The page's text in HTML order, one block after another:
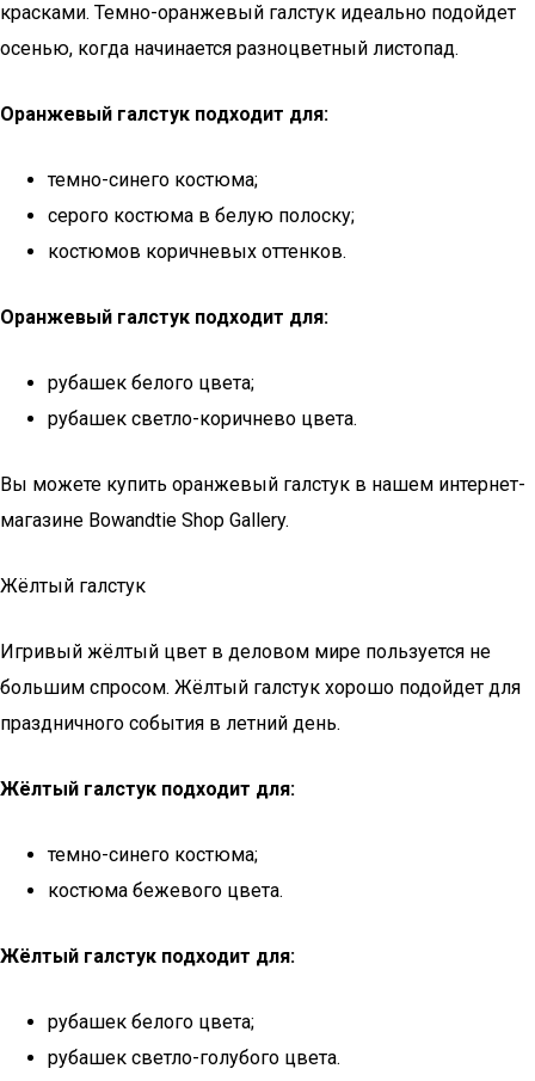
красками. Темно-оранжевый галстук идеально подойдет
осенью, когда начинается разноцветный листопад.
Оранжевый галстук подходит для:
темно-синего костюма;
серого костюма в белую полоску;
костюмов коричневых оттенков.
Оранжевый галстук подходит для:
рубашек белого цвета;
рубашек светло-коричнево цвета.
Вы можете купить оранжевый галстук в нашем интернет-
магазине Bowandtie Shop Gallery.
Жёлтый галстук
Игривый жёлтый цвет в деловом мире пользуется не
большим спросом. Жёлтый галстук хорошо подойдет для
праздничного события в летний день.
Жёлтый галстук подходит для:
темно-синего костюма;
костюма бежевого цвета.
Жёлтый галстук подходит для:
рубашек белого цвета;
рубашек светло-голубого цвета.